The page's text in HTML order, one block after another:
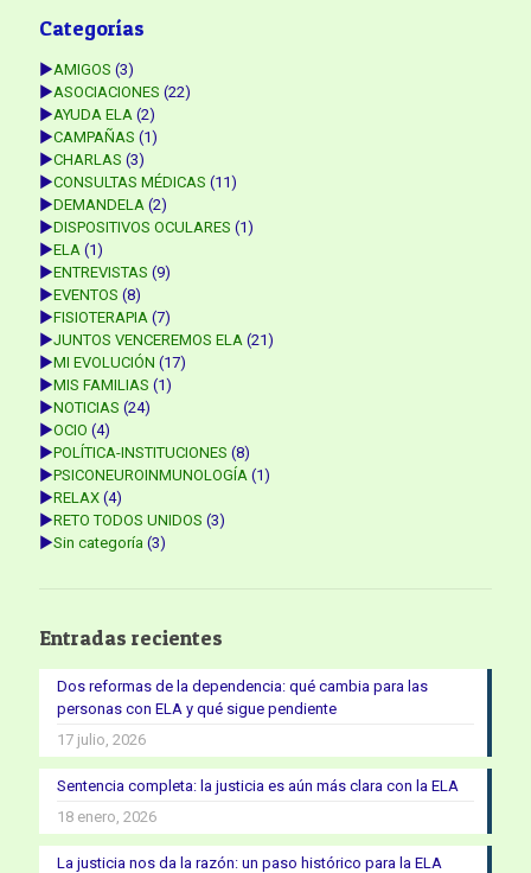
Categorías
►AMIGOS (3)
►ASOCIACIONES (22)
►AYUDA ELA (2)
►CAMPAÑAS (1)
►CHARLAS (3)
►CONSULTAS MÉDICAS (11)
►DEMANDELA (2)
►DISPOSITIVOS OCULARES (1)
►ELA (1)
►ENTREVISTAS (9)
►EVENTOS (8)
►FISIOTERAPIA (7)
►JUNTOS VENCEREMOS ELA (21)
►MI EVOLUCIÓN (17)
►MIS FAMILIAS (1)
►NOTICIAS (24)
►OCIO (4)
►POLÍTICA-INSTITUCIONES (8)
►PSICONEUROINMUNOLOGÍA (1)
►RELAX (4)
►RETO TODOS UNIDOS (3)
►Sin categoría (3)
Entradas recientes
Dos reformas de la dependencia: qué cambia para las
personas con ELA y qué sigue pendiente
17 julio, 2026
Sentencia completa: la justicia es aún más clara con la ELA
18 enero, 2026
La justicia nos da la razón: un paso histórico para la ELA